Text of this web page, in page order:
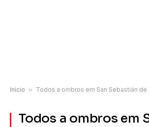
Início » Todos a ombros em San Sebastián de
Todos a ombros em